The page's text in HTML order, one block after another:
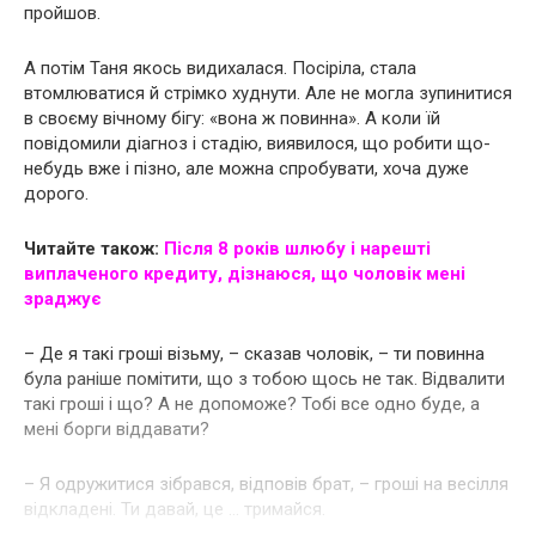
пройшов.
А потім Таня якось видихалася. Посіріла, стала
втомлюватися й стрімко худнути. Але не могла зупинитися
в своєму вічному бігу: «вона ж повинна». А коли їй
повідомили діагноз і стадію, виявилося, що робити що-
небудь вже і пізно, але можна спробувати, хоча дуже
дорого.
Читайте також: Після 8 років шлюбу і нарешті
виплаченого кредиту, дізнаюся, що чоловік мені
зраджує
– Де я такі гроші візьму, – сказав чоловік, – ти повинна
була раніше помітити, що з тобою щось не так. Відвалити
такі гроші і що? А не допоможе? Тобі все одно буде, а
мені борги віддавати?
– Я одружитися зібрався, відповів брат, – гроші на весілля
відкладені. Ти давай, це … тримайся.